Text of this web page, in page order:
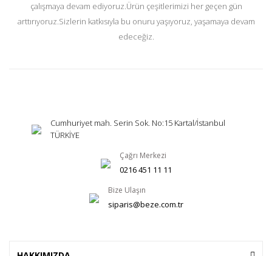
çalışmaya devam ediyoruz.Ürün çeşitlerimizi her geçen gün
arttırıyoruz.Sizlerin katkısıyla bu onuru yaşıyoruz, yaşamaya devam
edeceğiz.
Cumhuriyet mah. Serin Sok. No:15 Kartal/İstanbul
TÜRKİYE
Çağrı Merkezi
0216 451 11 11
Bize Ulaşın
siparis@beze.com.tr